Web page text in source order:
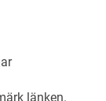
länken.